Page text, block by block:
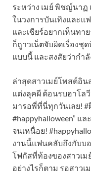
ระหว่าง เมย์ พิชญ์นาฏ
ในวงการบันเทิงและแ
และเชียร์อยากเห็นทา
ก็ถูาวเน็ตจับผิดเรื่องชุ
แบบนี้ และสงสัยว่ากำ
ล่าสุดสาวเมย์โพสต์อิน
แต่งลุคผี ต้อนรบฮาโล
มารอพี่ที่นี่ทุกวันเลย! #
#happyhalloween” แ
จนเหนื่อย!
งานนี้แฟนคลับถึงกับบ
โฟกัสที่ท้องของสาวเม
อย่างไรก็ตาม รอสาว